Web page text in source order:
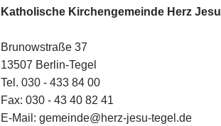
Katholische Kirchengemeinde Herz Jesu
Brunowstraße 37
13507 Berlin-Tegel
Tel. 030 - 433 84 00
Fax: 030 - 43 40 82 41
E-Mail: gemeinde@herz-jesu-tegel.de